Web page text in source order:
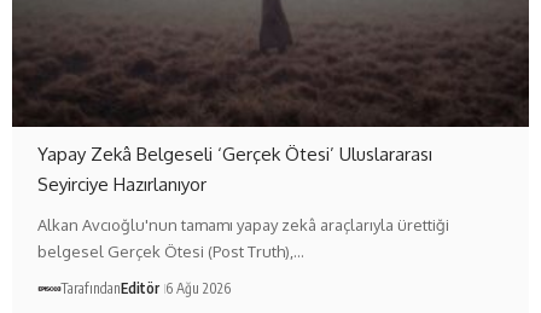
Yapay Zekâ Belgeseli ‘Gerçek Ötesi’ Uluslararası
Seyirciye Hazırlanıyor
Alkan Avcıoğlu'nun tamamı yapay zekâ araçlarıyla ürettiği
belgesel Gerçek Ötesi (Post Truth),…
TarafındanEditör 6 Ağu 2026